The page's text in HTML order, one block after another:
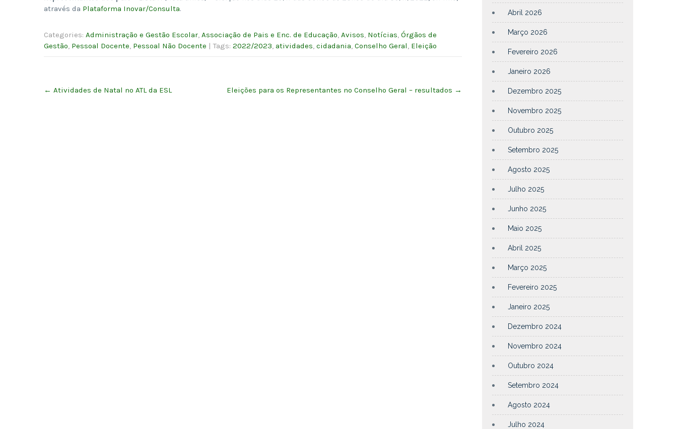
através da Plataforma Inovar/Consulta.
Categories: Administração e Gestão Escolar, Associação de Pais e Enc. de Educação, Avisos, Notícias, Órgãos de
Gestão, Pessoal Docente, Pessoal Não Docente | Tags: 2022/2023, atividades, cidadania, Conselho Geral, Eleição
navigation
← Atividades de Natal no ATL da ESL Eleições para os Representantes no Conselho Geral – resultados →
Abril 2026
Março 2026
Fevereiro 2026
Janeiro 2026
Dezembro 2025
Novembro 2025
Outubro 2025
Setembro 2025
Agosto 2025
Julho 2025
Junho 2025
Maio 2025
Abril 2025
Março 2025
Fevereiro 2025
Janeiro 2025
Dezembro 2024
Novembro 2024
Outubro 2024
Setembro 2024
Agosto 2024
Julho 2024